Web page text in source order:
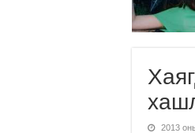
2013